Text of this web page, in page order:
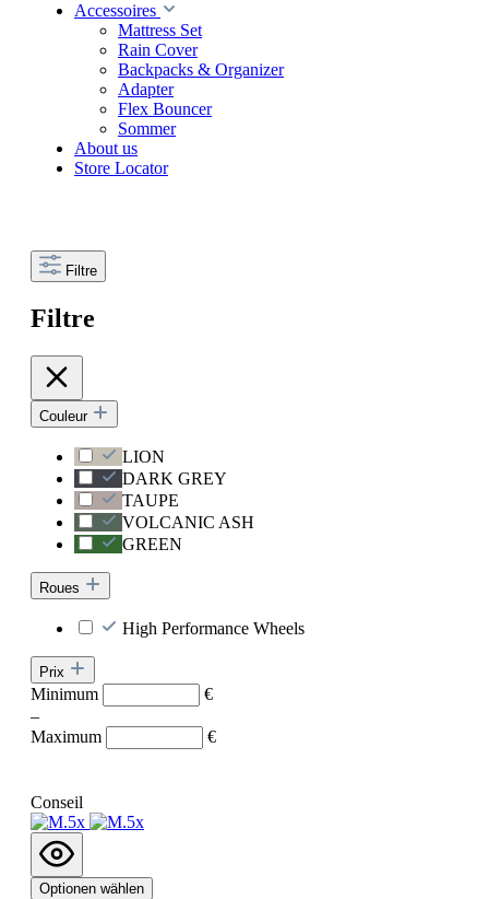
Accessoires
Mattress Set
Rain Cover
Backpacks & Organizer
Adapter
Flex Bouncer
Sommer
About us
Store Locator
Filtre
Filtre
Couleur
LION
DARK GREY
TAUPE
VOLCANIC ASH
GREEN
Roues
High Performance Wheels
Prix
Minimum
€
–
Maximum
€
Conseil
Optionen wählen